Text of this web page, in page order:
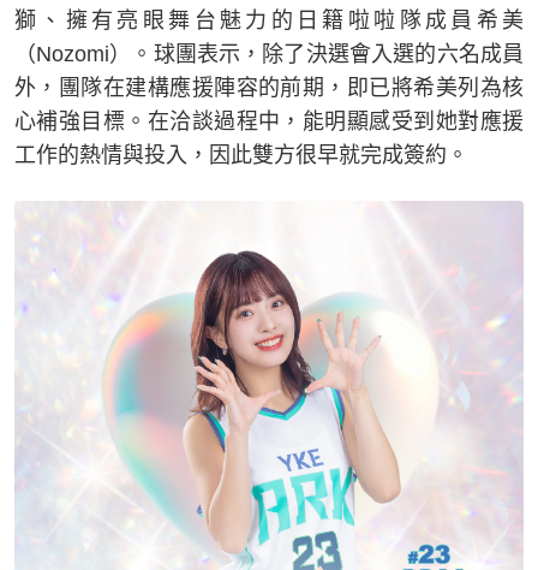
獅、擁有亮眼舞台魅力的日籍啦啦隊成員希美
（Nozomi）。球團表示，除了決選會入選的六名成員
外，團隊在建構應援陣容的前期，即已將希美列為核
心補強目標。在洽談過程中，能明顯感受到她對應援
工作的熱情與投入，因此雙方很早就完成簽約。